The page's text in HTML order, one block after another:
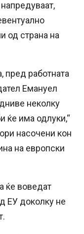
од страна на
пред работната
Емануел
неколку
ќе има одлуки,“
насочени кон
на европски
ќе воведат
ЕУ доколку не